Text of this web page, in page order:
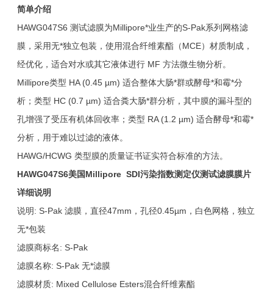
简单介绍
HAWG047S6 测试滤膜为Millipore*业生产的S-Pak系列网格滤
膜，采用无*独立包装，使用混合纤维素酯（MCE）材质制成，
经优化，适合对水或其它液体进行 MF 方法微生物分析。
Millipore类型 HA (0.45 µm) 适合整体大肠*群或酵母*和霉*分
析；类型 HC (0.7 µm) 适合粪大肠*群分析，其中膜的漏斗型的
孔增强了受压有机体回收率；类型 RA (1.2 µm) 适合酵母*和霉*
分析，用于难以过滤的液体。
HAWG/HCWG 类型膜的质量证书证实符合标准的方法。
HAWG047S6美国Millipore SDI污染指数测定仪测试滤膜膜片
详细说明
说明: S-Pak 滤膜，直径47mm，孔径0.45µm，白色网格，独立
无*包装
滤膜商标名: S-Pak
滤膜名称: S-Pak 无*滤膜
滤膜材质: Mixed Cellulose Esters混合纤维素酯